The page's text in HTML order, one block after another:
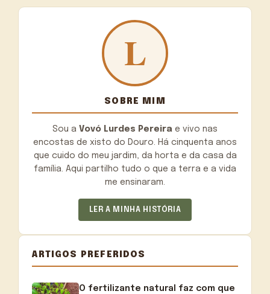
SOBRE MIM
Sou a Vovó Lurdes Pereira e vivo nas
encostas de xisto do Douro. Há cinquenta anos
que cuido do meu jardim, da horta e da casa da
família. Aqui partilho tudo o que a terra e a vida
me ensinaram.
LER A MINHA HISTÓRIA
ARTIGOS PREFERIDOS
O fertilizante natural faz com que